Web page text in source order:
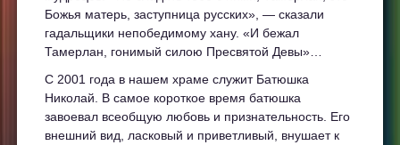
Божья матерь, заступница русских», — сказали
гадальщики непобедимому хану. «И бежал
Тамерлан, гонимый силою Пресвятой Девы»…
С 2001 года в нашем храме служит Батюшка
Николай. В самое короткое время батюшка
завоевал всеобщую любовь и признательность. Его
внешний вид, ласковый и приветливый, внушает к